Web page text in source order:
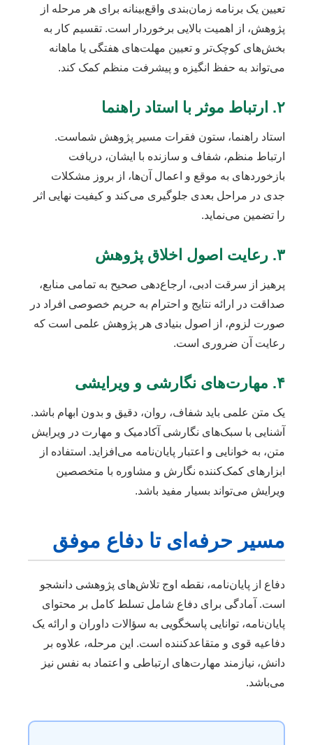
تعیین یک برنامه زمان‌بندی واقع‌بینانه برای هر مرحله از
پژوهش، از اهمیت بالایی برخوردار است. تقسیم کار به
بخش‌های کوچک‌تر و تعیین مهلت‌های هفتگی یا ماهانه
می‌تواند به حفظ انگیزه و پیشرفت منظم کمک کند.
۲. ارتباط موثر با استاد راهنما
استاد راهنما، ستون فقرات مسیر پژوهش شماست.
ارتباط منظم، شفاف و سازنده با ایشان، دریافت
بازخوردهای به موقع و اعمال آن‌ها، از بروز مشکلات
جدی در مراحل بعدی جلوگیری می‌کند و کیفیت نهایی اثر
را تضمین می‌نماید.
۳. رعایت اصول اخلاق پژوهش
پرهیز از سرقت ادبی، ارجاع‌دهی صحیح به تمامی منابع،
صداقت در ارائه نتایج و احترام به حریم خصوصی افراد در
صورت لزوم، از اصول بنیادی هر پژوهش علمی است که
رعایت آن ضروری است.
۴. مهارت‌های نگارشی و ویرایشی
یک متن علمی باید شفاف، روان، دقیق و بدون ابهام باشد.
آشنایی با سبک‌های نگارشی آکادمیک و مهارت در ویرایش
متن، به خوانایی و اعتبار پایان‌نامه می‌افزاید. استفاده از
ابزارهای کمک‌کننده نگارش و مشاوره با متخصصین
ویرایش می‌تواند بسیار مفید باشد.
مسیر حرفه‌ای تا دفاع موفق
دفاع از پایان‌نامه، نقطه اوج تلاش‌های پژوهشی دانشجو
است. آمادگی برای دفاع شامل تسلط کامل بر محتوای
پایان‌نامه، توانایی پاسخگویی به سؤالات داوران و ارائه یک
دفاعیه قوی و متقاعدکننده است. این مرحله، علاوه بر
دانش، نیازمند مهارت‌های ارتباطی و اعتماد به نفس نیز
می‌باشد.